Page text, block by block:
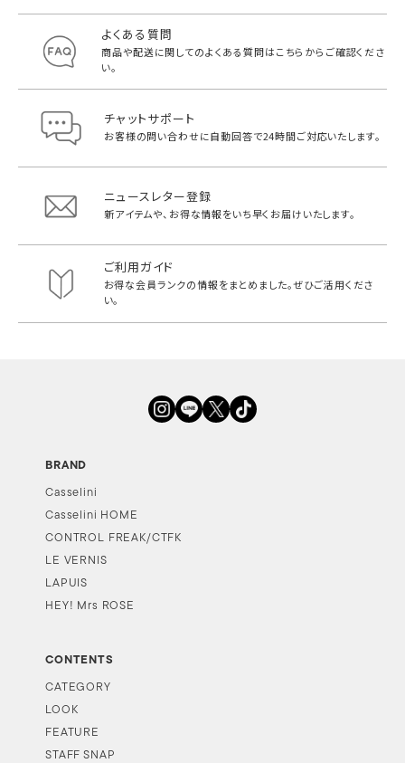
よくある質問
商品や配送に関してのよくある質問はこちらからご確認くださ
い。
チャットサポート
お客様の問い合わせに自動回答で24時間ご対応いたします。
ニュースレター登録
新アイテムや、お得な情報をいち早く お届けいたします。
ご利用ガイド
お得な会員ランクの情報をまとめました。ぜひご活用くださ
い。
BRAND
Casselini
Casselini HOME
CONTROL FREAK/CTFK
LE VERNIS
LAPUIS
HEY! Mrs ROSE
CONTENTS
CATEGORY
LOOK
FEATURE
STAFF SNAP